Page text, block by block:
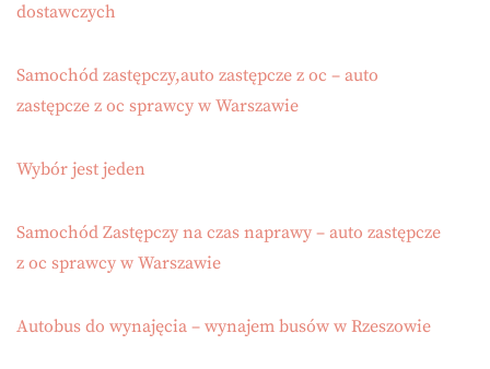
dostawczych
Samochód zastępczy,auto zastępcze z oc – auto
zastępcze z oc sprawcy w Warszawie
Wybór jest jeden
Samochód Zastępczy na czas naprawy – auto zastępcze
z oc sprawcy w Warszawie
Autobus do wynajęcia – wynajem busów w Rzeszowie